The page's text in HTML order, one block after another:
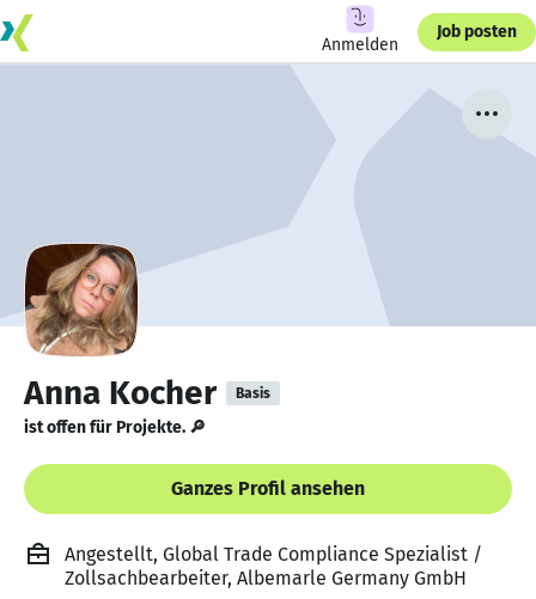
Anmelden
Job posten
Anna Kocher Basis
ist offen für Projekte. 🔎
Ganzes Profil ansehen
Angestellt, Global Trade Compliance Spezialist /
Zollsachbearbeiter, Albemarle Germany GmbH